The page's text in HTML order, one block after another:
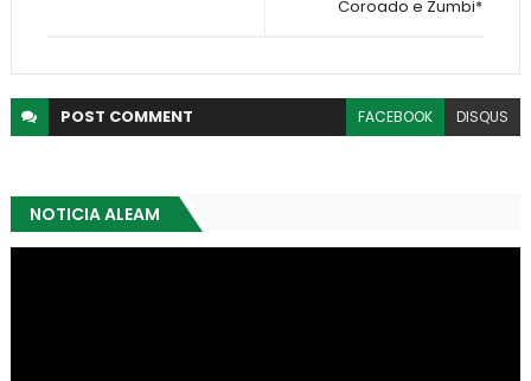
Coroado e Zumbi*
POST COMMENT FACEBOOK DISQUS
NOTICIA ALEAM